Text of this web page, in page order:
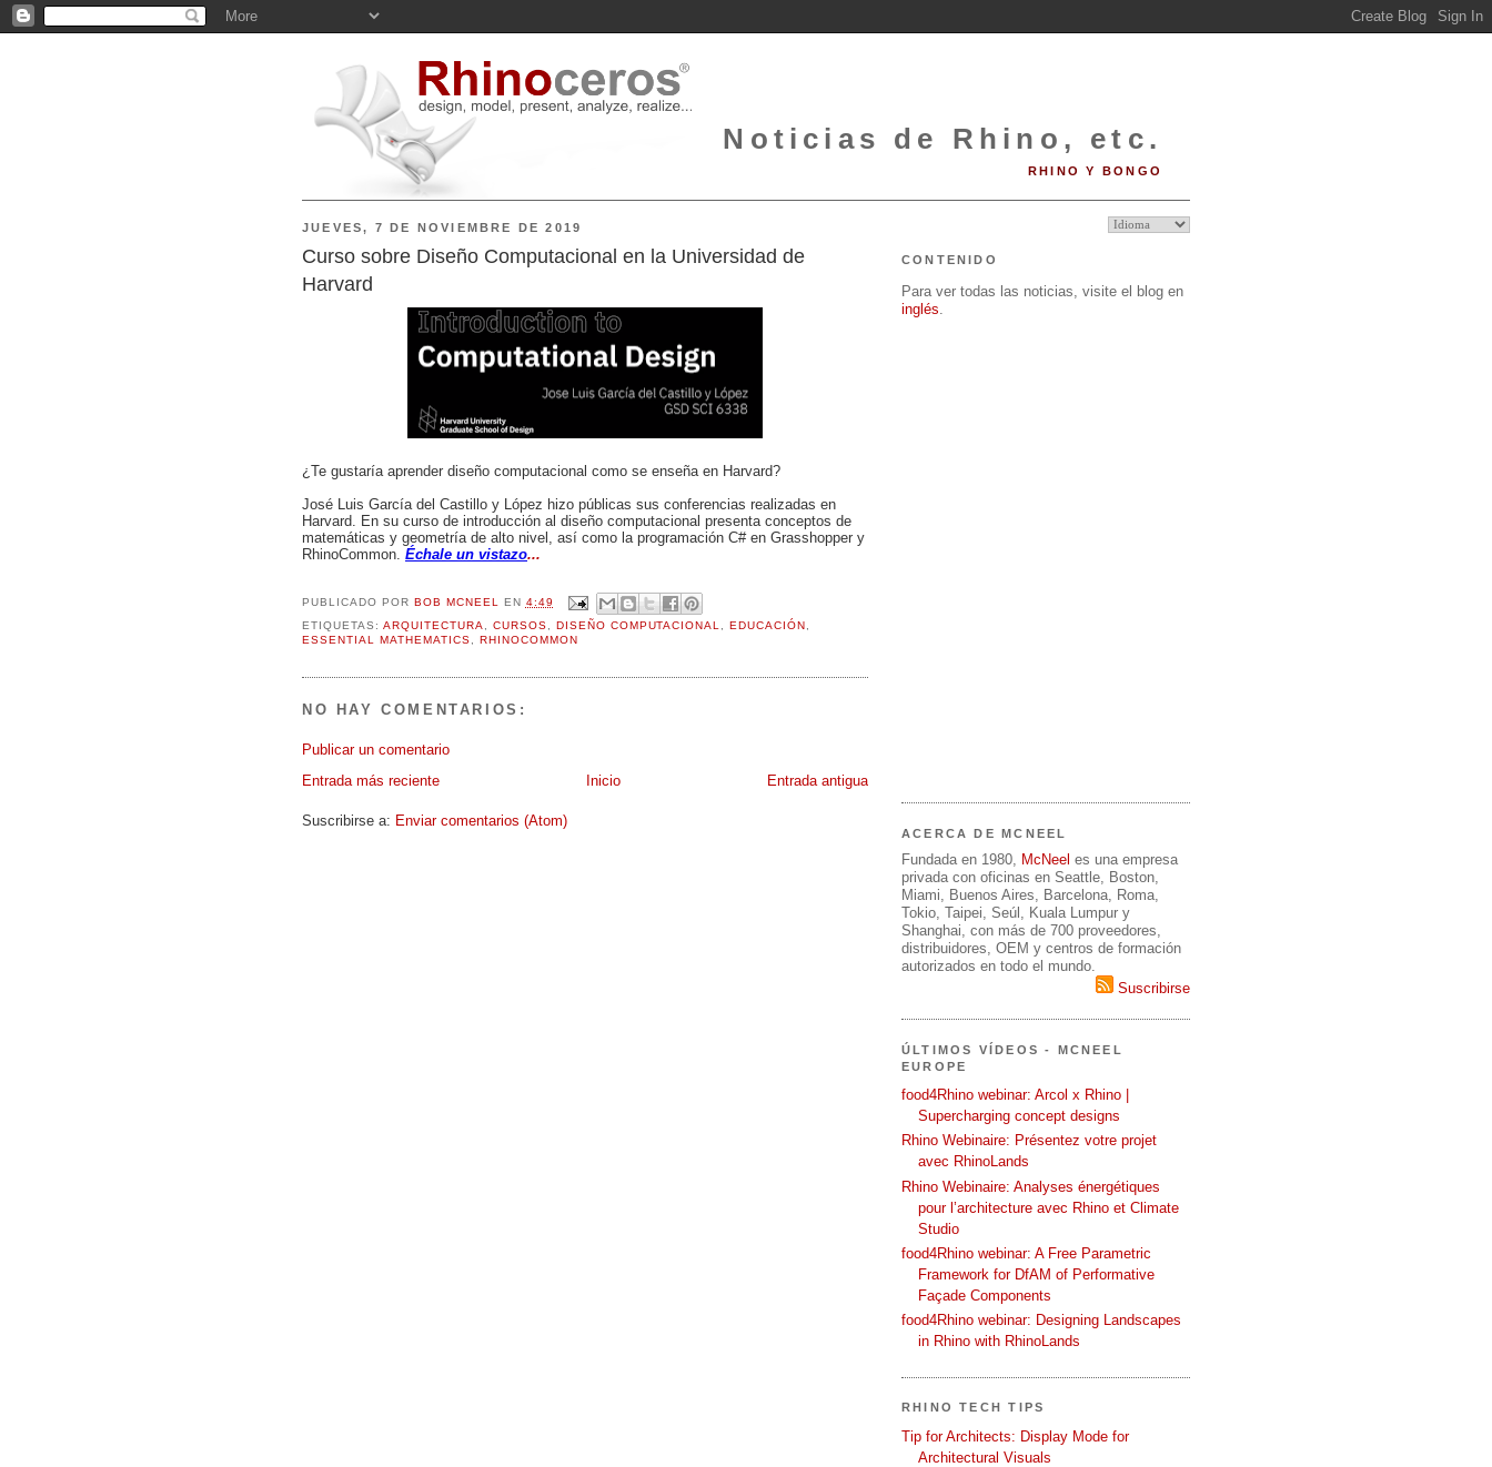
Noticias de Rhino, etc.
RHINO Y BONGO
JUEVES, 7 DE NOVIEMBRE DE 2019
Curso sobre Diseño Computacional en la Universidad de
Harvard
¿Te gustaría aprender diseño computacional como se enseña en Harvard?
José Luis García del Castillo y López hizo públicas sus conferencias realizadas en
Harvard. En su curso de introducción al diseño computacional presenta conceptos de
matemáticas y geometría de alto nivel, así como la programación C# en Grasshopper y
RhinoCommon. Échale un vistazo...
PUBLICADO POR BOB MCNEEL EN 4:49
ETIQUETAS: ARQUITECTURA, CURSOS, DISEÑO COMPUTACIONAL, EDUCACIÓN ,
ESSENTIAL MATHEMATICS, RHINOCOMMON
NO HAY COMENTARIOS:
Publicar un comentario
Entrada más reciente
Entrada antigua
Inicio
Suscribirse a: Enviar comentarios (Atom)
CONTENIDO
Para ver todas las noticias, visite el blog en
inglés
ACERCA DE MCNEEL
Fundada en 1980, McNeel es una empresa
privada con oficinas en Seattle, Boston,
Miami, Buenos Aires, Barcelona, Roma,
Tokio, Taipei, Seúl, Kuala Lumpur y
Shanghai, con más de 700 proveedores,
distribuidores, OEM y centros de formación
autorizados en todo el mundo.
Suscribirse
ÚLTIMOS VÍDEOS - MCNEEL
EUROPE
food4Rhino webinar: Arcol x Rhino |
Supercharging concept designs
Rhino Webinaire: Présentez votre projet
avec RhinoLands
Rhino Webinaire: Analyses énergétiques
pour l’architecture avec Rhino et Climate
Studio
food4Rhino webinar: A Free Parametric
Framework for DfAM of Performative
Façade Components
food4Rhino webinar: Designing Landscapes
in Rhino with RhinoLands
RHINO TECH TIPS
Tip for Architects: Display Mode for
Architectural Visuals